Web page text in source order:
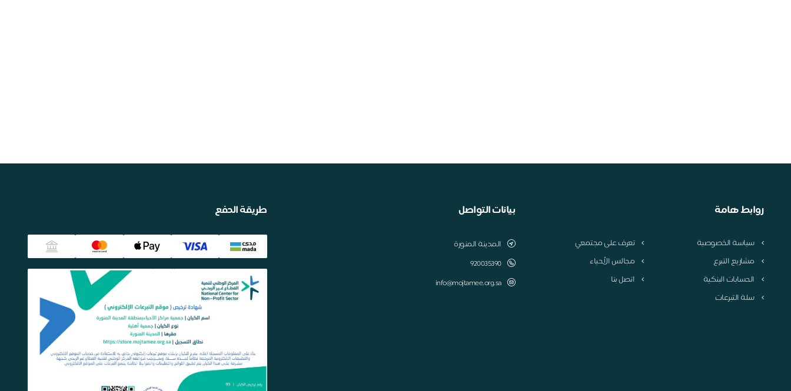
روابط هامة
سياسة الخصوصية
تعرف على مجتمعي
مشاريع التبرع
مجالس الأحياء
الحسابات البنكية
اتصل بنا
سلة التبرعات
بيانات التواصل
المدينة المنورة
920035390
info@mojtamee.org.sa
طريقة الدفع